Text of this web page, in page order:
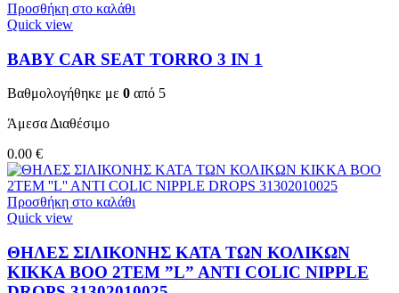
Προσθήκη στο καλάθι
Quick view
BABY CAR SEAT TORRO 3 ΙΝ 1
Βαθμολογήθηκε με 0 από 5
Άμεσα Διαθέσιμο
0.00 €
Προσθήκη στο καλάθι
Quick view
ΘΗΛΕΣ ΣΙΛΙΚΟΝΗΣ ΚΑΤΑ ΤΩΝ ΚΟΛΙΚΩΝ
KIKKA BOO 2TEM ”L” ANTI COLIC NIPPLE